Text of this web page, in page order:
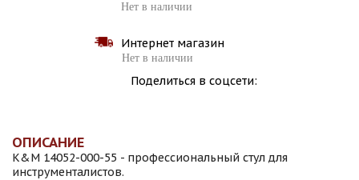
Нет в наличии
Интернет магазин
Нет в наличии
Поделиться в соцсети:
ОПИСАНИЕ
K&M 14052-000-55 - профессиональный стул для
инструменталистов.